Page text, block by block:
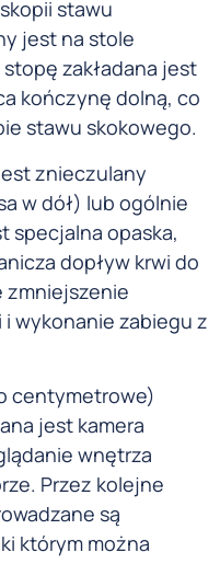
stawu
jest na stole
zakładana jest
kończynę dolną, co
stawu skokowego.
znieczulany
w dół) lub ogólnie
specjalna opaska,
dopływ krwi do
zmniejszenie
wykonanie zabiegu z
centymetrowe)
jest kamera
wnętrza
Przez kolejne
są
którym można